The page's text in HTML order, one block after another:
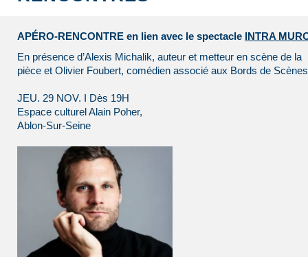
APÉRO-RENCONTRE en lien avec le spectacle INTRA
En présence d’Alexis Michalik, auteur et metteur en scène de la
pièce et Olivier Foubert, comédien associé aux Bords de
JEU. 29 NOV. I Dès 19H
Espace culturel Alain Poher,
Ablon-Sur-Seine